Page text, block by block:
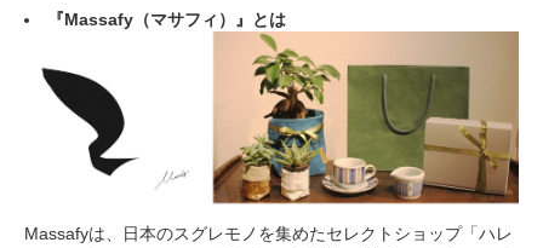
『Massafy（マサフィ）』とは
Massafyは、日本のスグレモノを集めたセレクトショップ「ハレ